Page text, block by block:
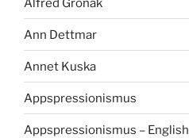
Ann Dettmar
Annet Kuska
Appspressionismus
Appspressionismus – English